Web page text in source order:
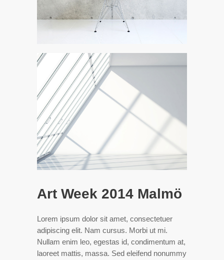
Art Week 2014 Malmö
Lorem ipsum dolor sit amet, consectetuer
adipiscing elit. Nam cursus. Morbi ut mi.
Nullam enim leo, egestas id, condimentum at,
laoreet mattis, massa. Sed eleifend nonummy